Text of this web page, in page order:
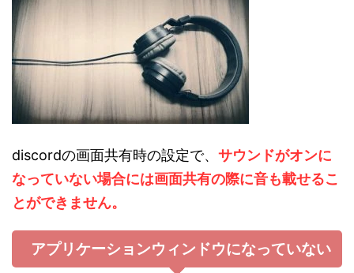
discordの画面共有時の設定で、 サウンドがオンに
なっていない場合には画面共有の際に音も載せるこ
とができません。
アプリケーションウィンドウになっていない